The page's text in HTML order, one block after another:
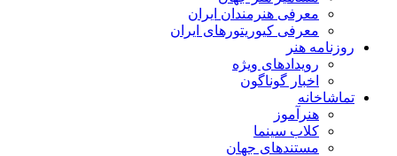
معرفی هنرمندان ایران
معرفی کیوریتورهای ایران
روزنامه هنر
رویدادهای ویژه
اخبار گوناگون
تماشاخانه
هنرآموز
کلاب سینما
مستندهای جهان